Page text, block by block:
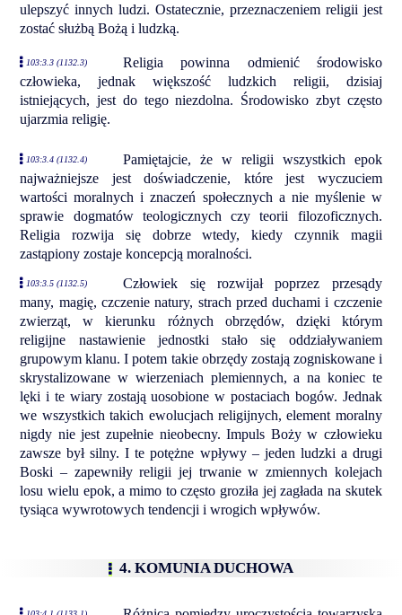
ulepszyć innych ludzi. Ostatecznie, przeznaczeniem religii jest
zostać służbą Bożą i ludzką.
103:3.3 (1132.3)
Religia powinna odmienić środowisko
człowieka, jednak większość ludzkich religii, dzisiaj
istniejących, jest do tego niezdolna. Środowisko zbyt często
ujarzmia religię.
103:3.4 (1132.4)
Pamiętajcie, że w religii wszystkich epok
najważniejsze jest doświadczenie, które jest wyczuciem
wartości moralnych i znaczeń społecznych a nie myślenie w
sprawie dogmatów teologicznych czy teorii filozoficznych.
Religia rozwija się dobrze wtedy, kiedy czynnik magii
zastąpiony zostaje koncepcją moralności.
103:3.5 (1132.5)
Człowiek się rozwijał poprzez przesądy
many, magię, czczenie natury, strach przed duchami i czczenie
zwierząt, w kierunku różnych obrzędów, dzięki którym
religijne nastawienie jednostki stało się oddziaływaniem
grupowym klanu. I potem takie obrzędy zostają zogniskowane i
skrystalizowane w wierzeniach plemiennych, a na koniec te
lęki i te wiary zostają uosobione w postaciach bogów. Jednak
we wszystkich takich ewolucjach religijnych, element moralny
nigdy nie jest zupełnie nieobecny. Impuls Boży w człowieku
zawsze był silny. I te potężne wpływy – jeden ludzki a drugi
Boski – zapewniły religii jej trwanie w zmiennych kolejach
losu wielu epok, a mimo to często groziła jej zagłada na skutek
tysiąca wywrotowych tendencji i wrogich wpływów.
4. KOMUNIA DUCHOWA